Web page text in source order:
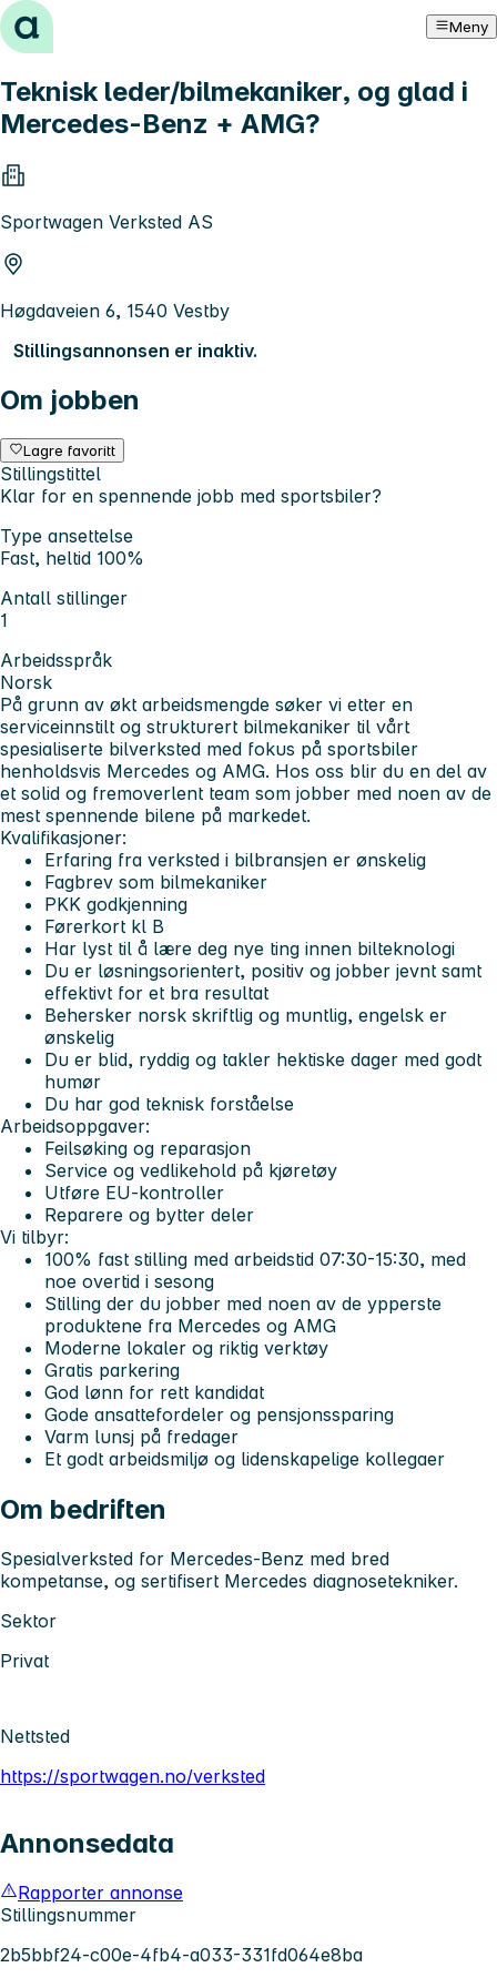
Hopp til innhold Meny
Teknisk leder/bilmekaniker, og glad i
Mercedes-Benz + AMG?
Sportwagen Verksted AS
Høgdaveien 6, 1540 Vestby
Stillingsannonsen er inaktiv.
Om jobben
Lagre favoritt
Stillingstittel
Klar for en spennende jobb med sportsbiler?
Type ansettelse
Fast, heltid 100%
Antall stillinger
1
Arbeidsspråk
Norsk
På grunn av økt arbeidsmengde søker vi etter en
serviceinnstilt og strukturert bilmekaniker til vårt
spesialiserte bilverksted med fokus på sportsbiler
henholdsvis Mercedes og AMG. Hos oss blir du en del av
et solid og fremoverlent team som jobber med noen av de
mest spennende bilene på markedet.
Kvalifikasjoner:
Erfaring fra verksted i bilbransjen er ønskelig
Fagbrev som bilmekaniker
PKK godkjenning
Førerkort kl B
Har lyst til å lære deg nye ting innen bilteknologi
Du er løsningsorientert, positiv og jobber jevnt samt
effektivt for et bra resultat
Behersker norsk skriftlig og muntlig, engelsk er
ønskelig
Du er blid, ryddig og takler hektiske dager med godt
humør
Du har god teknisk forståelse
Arbeidsoppgaver:
Feilsøking og reparasjon
Service og vedlikehold på kjøretøy
Utføre EU-kontroller
Reparere og bytter deler
Vi tilbyr:
100% fast stilling med arbeidstid 07:30-15:30, med
noe overtid i sesong
Stilling der du jobber med noen av de ypperste
produktene fra Mercedes og AMG
Moderne lokaler og riktig verktøy
Gratis parkering
God lønn for rett kandidat
Gode ansattefordeler og pensjonssparing
Varm lunsj på fredager
Et godt arbeidsmiljø og lidenskapelige kollegaer
Om bedriften
Spesialverksted for Mercedes-Benz med bred
kompetanse, og sertifisert Mercedes diagnosetekniker.
Sektor
Privat
Nettsted
https://sportwagen.no/verksted
Annonsedata
Rapporter annonse
Stillingsnummer
2b5bbf24-c00e-4fb4-a033-331fd064e8ba